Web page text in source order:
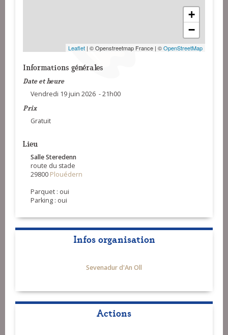
+
−
Leaflet | © Openstreetmap France | ©OpenStreetMap
Informations générales
Date et heure
Vendredi 19 juin 2026 - 21h00
Prix
Gratuit
Lieu
Salle Steredenn
route du stade
29800 Plouédern
Parquet : oui
Parking : oui
Infos organisation
Sevenadur d'An Oll
Actions